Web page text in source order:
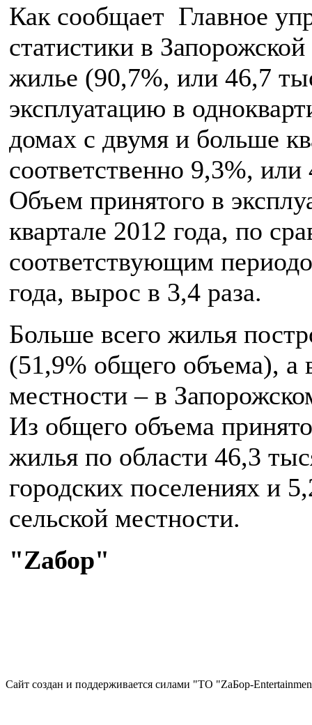
Как сообщает Главное
статистики в
жилье (90,7%, или 46,7
эксплуатацию в
домах с двумя и больше
соответственно 9,3%,
Объем принятого в
квартале 2012 года, по
соответствующим
года, вырос в 3,4 раза.
Больше всего жилья
(51,9% общего объема), а
местности – в
Из общего объема
жилья по области 46,3
городских поселениях и
сельской местности.
"Zaбор"
Сайт создан и поддерживается силами "ТО "ZаБор-